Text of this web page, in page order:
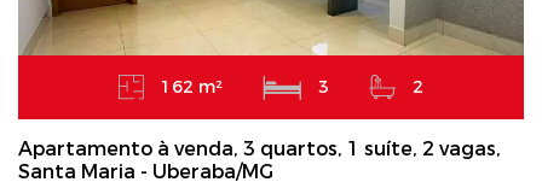
162 m² 3 2
Apartamento à venda, 3 quartos, 1 suíte, 2 vagas,
Santa Maria - Uberaba/MG